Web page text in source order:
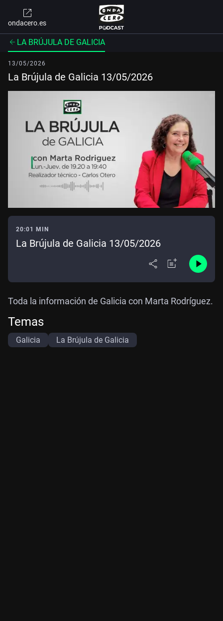
ondacero.es
LA BRÚJULA DE GALICIA
13/05/2026
La Brújula de Galicia 13/05/2026
20:01 MIN
La Brújula de Galicia 13/05/2026
Toda la información de Galicia con Marta Rodríguez.
Temas
Galicia La Brújula de Galicia